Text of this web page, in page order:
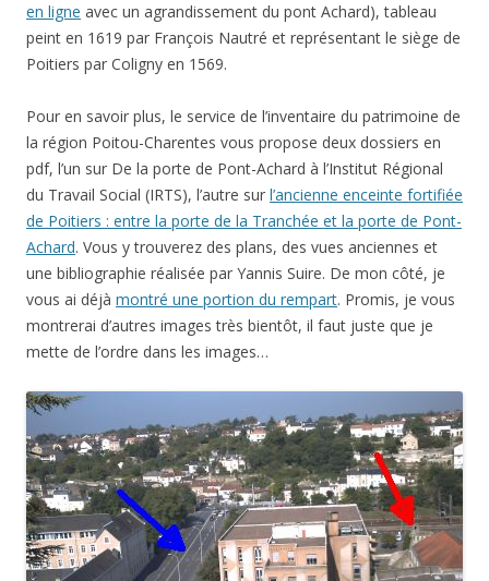
en ligne avec un agrandissement du pont Achard), tableau
peint en 1619 par François Nautré et représentant le siège de
Poitiers par Coligny en 1569.
Pour en savoir plus, le service de l’inventaire du patrimoine de
la région Poitou-Charentes vous propose deux dossiers en
pdf, l’un sur De la porte de Pont-Achard à l’Institut Régional
du Travail Social (IRTS), l’autre sur l’ancienne enceinte fortifiée
de Poitiers : entre la porte de la Tranchée et la porte de Pont-
Achard. Vous y trouverez des plans, des vues anciennes et
une bibliographie réalisée par Yannis Suire. De mon côté, je
vous ai déjà montré une portion du rempart. Promis, je vous
montrerai d’autres images très bientôt, il faut juste que je
mette de l’ordre dans les images…